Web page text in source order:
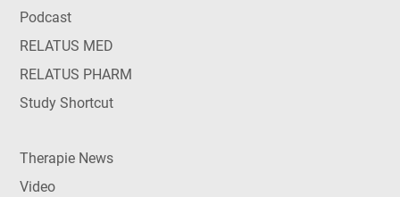
Podcast
RELATUS MED
RELATUS PHARM
Study Shortcut
Therapie News
Video